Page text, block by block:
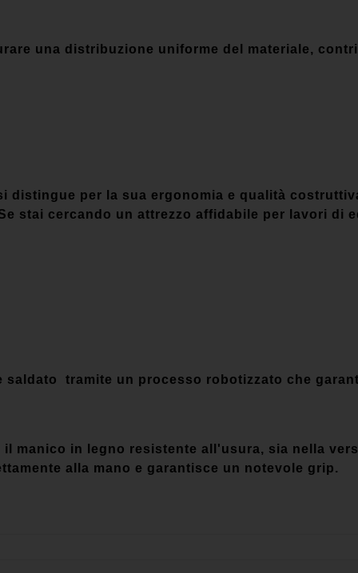
una distribuzione uniforme del materiale,
distingue per la sua ergonomia e qualità
stai cercando un attrezzo affidabile per lavori di
saldato tramite un processo robotizzato che
manico in legno resistente all'usura, sia nella
alla mano e garantisce un notevole grip.